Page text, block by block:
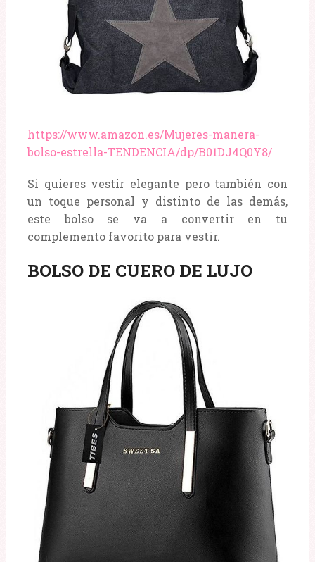
https://www.amazon.es/Mujeres-manera-
bolso-estrella-TENDENCIA/dp/B01DJ4Q0Y8/
Si quieres vestir elegante pero también con
un toque personal y distinto de las demás,
este bolso se va a convertir en tu
complemento favorito para vestir.
BOLSO DE CUERO DE LUJO